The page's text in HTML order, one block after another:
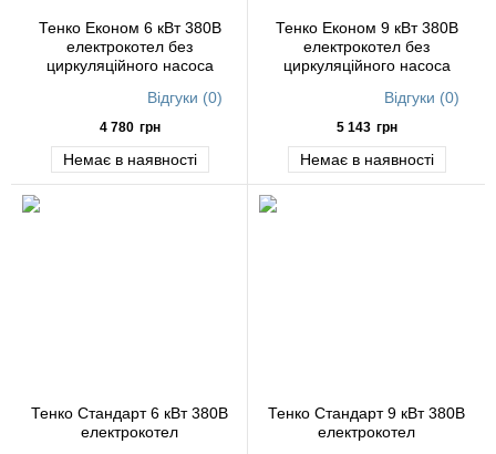
Тенко Економ 6 кВт 380В
електрокотел без
циркуляційного насоса
Відгуки (0)
4 780 грн
Немає в наявності
Тенко Економ 9 кВт 380В
електрокотел без
циркуляційного насоса
Відгуки (0)
5 143 грн
Немає в наявності
Тенко Стандарт 6 кВт 380В
електрокотел
Тенко Стандарт 9 кВт 380В
електрокотел